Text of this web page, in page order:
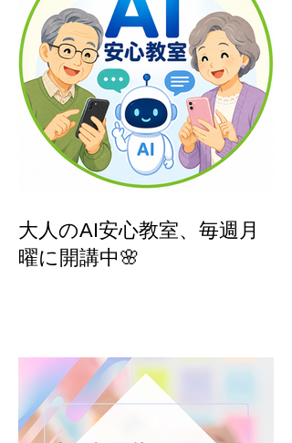
大人のAI安心教室、毎週月
曜に開講中🌸